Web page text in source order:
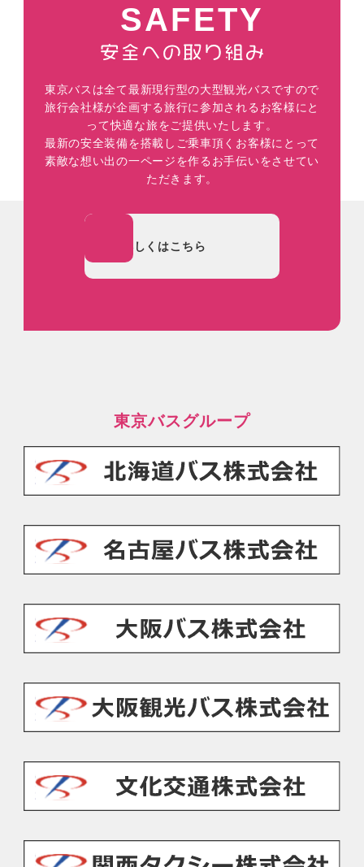
SAFETY
東京バスは全て最新現行型の大型観光バスですので
旅行会社様が企画する旅行に参加されるお客様にと
って快適な旅をご提供いたします。
最新の安全装備を搭載しご乗車頂くお客様にとって
素敵な想い出の一ページを作るお手伝いをさせてい
ただきます。
詳しくはこちら
東京バスグループ